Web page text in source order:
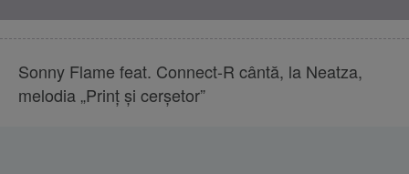
Sonny Flame feat. Connect-R cântă, la Neatza,
melodia „Prinț și cerșetor”